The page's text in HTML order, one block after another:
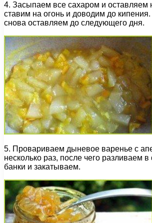
4. Засыпаем все сахаром и оставляем
ставим на огонь и доводим до
снова оставляем до следующего дня.
5. Провариваем дыневое варенье с
несколько раз, после чего разливаем
банки и закатываем.